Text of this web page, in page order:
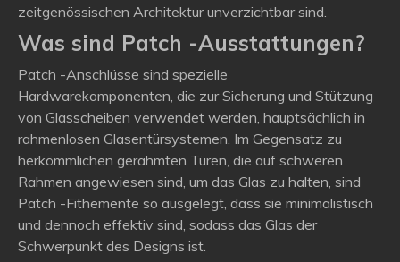
zeitgenössischen Architektur unverzichtbar sind.
Was sind Patch -Ausstattungen?
Patch -Anschlüsse sind spezielle
Hardwarekomponenten, die zur Sicherung und Stützung
von Glasscheiben verwendet werden, hauptsächlich in
rahmenlosen Glasentürsystemen. Im Gegensatz zu
herkömmlichen gerahmten Türen, die auf schweren
Rahmen angewiesen sind, um das Glas zu halten, sind
Patch -Fithemente so ausgelegt, dass sie minimalistisch
und dennoch effektiv sind, sodass das Glas der
Schwerpunkt des Designs ist.